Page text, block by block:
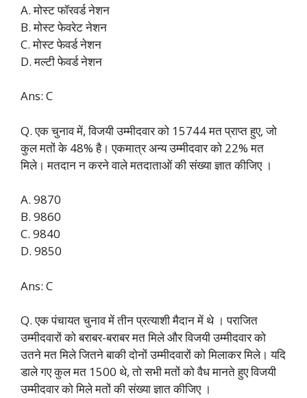
A. मोस्ट फॉरवर्ड नेशन
B. मोस्ट फेवरेट नेशन
C. मोस्ट फेवर्ड नेशन
D. मल्टी फेवर्ड नेशन
Ans: C
Q. एक चुनाव में, विजयी उम्मीदवार को 15744 मत प्राप्त हुए, जो
कुल मतों के 48% है। एकमात्र अन्य उम्मीदवार को 22% मत
मिले। मतदान न करने वाले मतदाताओं की संख्या ज्ञात कीजिए ।
A. 9870
B. 9860
C. 9840
D. 9850
Ans: C
Q. एक पंचायत चुनाव में तीन प्रत्याशी मैदान में थे । पराजित
उम्मीदवारों को बराबर-बराबर मत मिले और विजयी उम्मीदवार को
उतने मत मिले जितने बाकी दोनों उम्मीदवारों को मिलाकर मिले। यदि
डाले गए कुल मत 1500 थे, तो सभी मतों को वैध मानते हुए विजयी
उम्मीदवार को मिले मतों की संख्या ज्ञात कीजिए ।